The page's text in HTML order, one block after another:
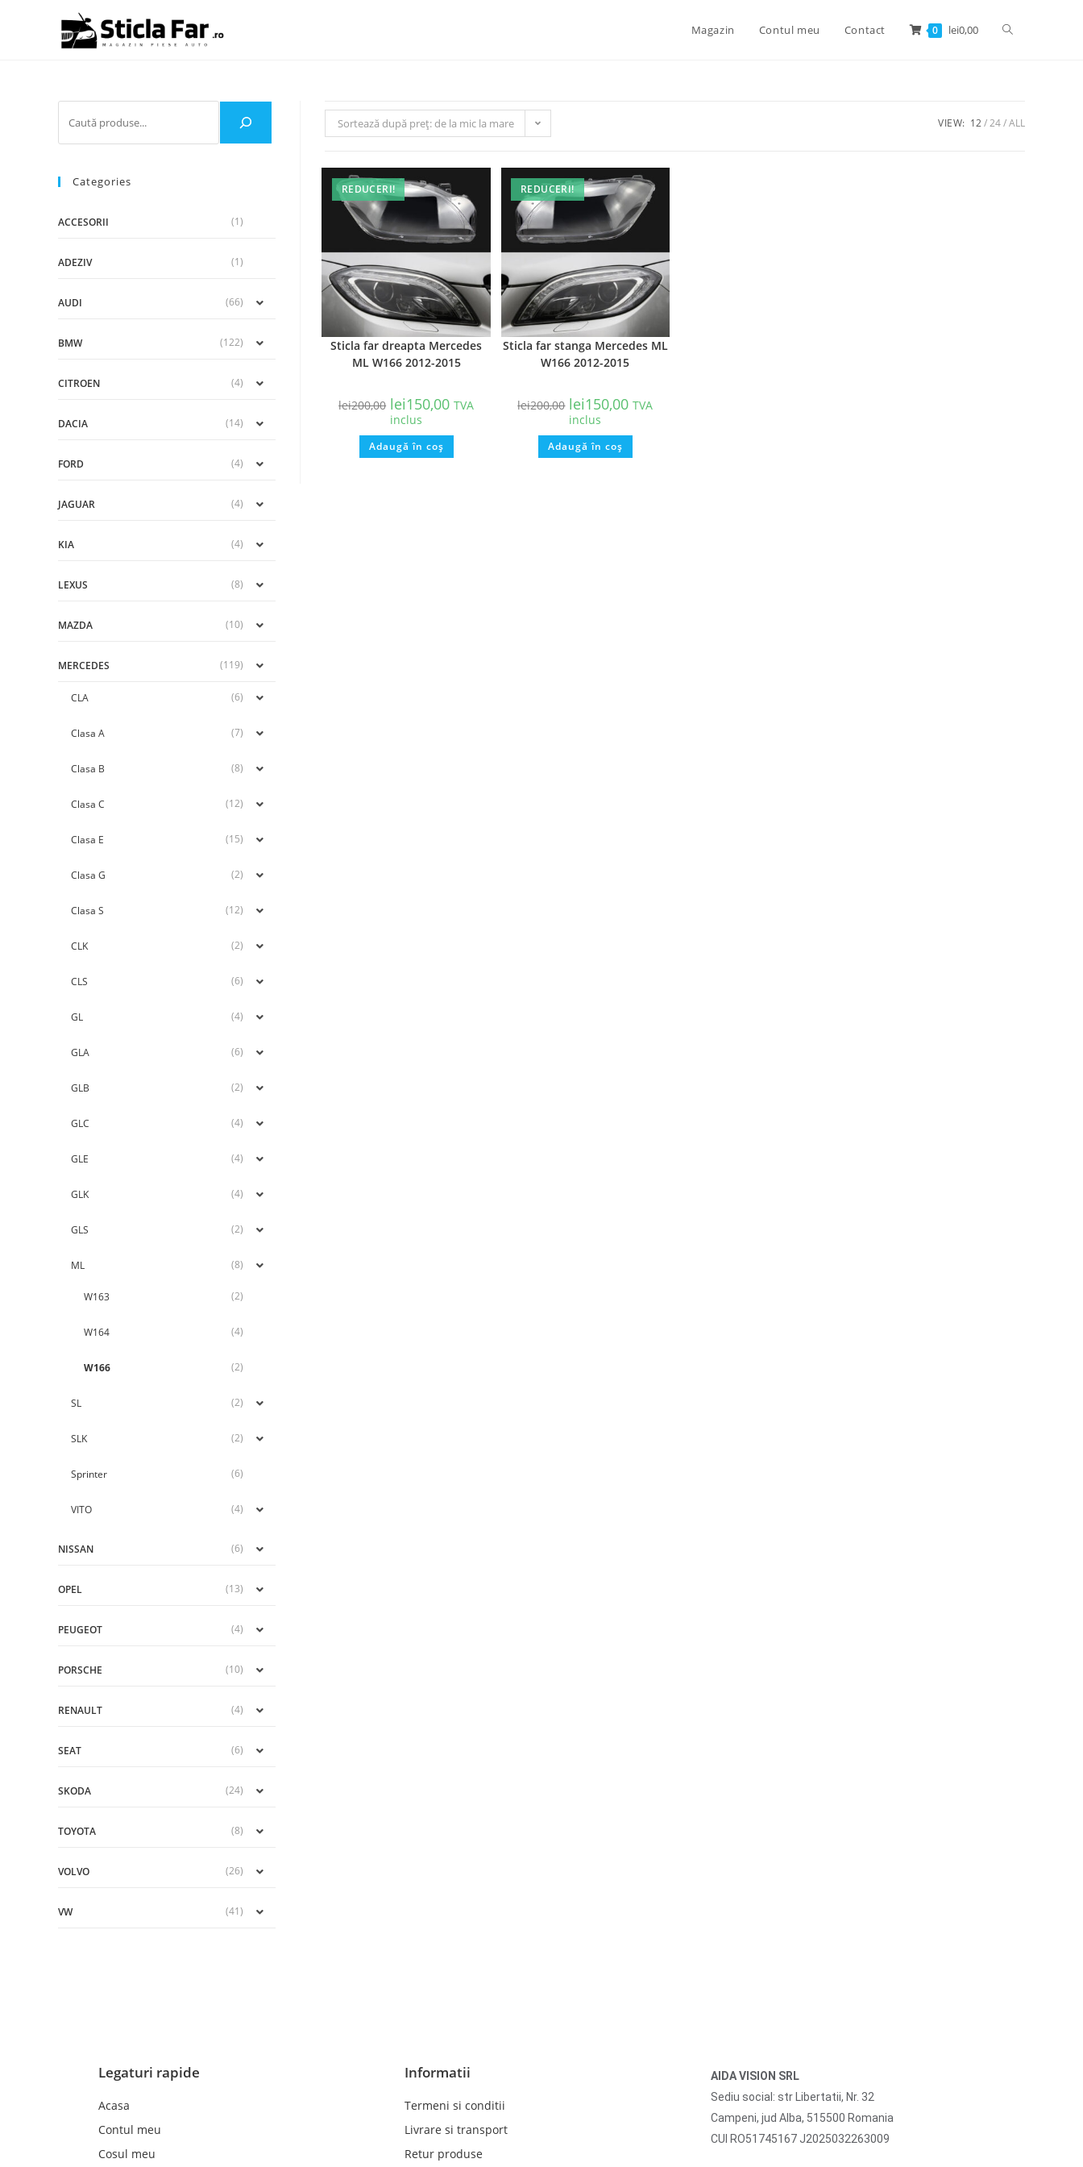
Magazin Contul meu Contact 0 lei0,00
Categories
ACCESORII (1)
ADEZIV (1)
AUDI (66)
BMW (122)
CITROEN (4)
DACIA (14)
FORD (4)
JAGUAR (4)
KIA (4)
LEXUS (8)
MAZDA (10)
MERCEDES (119)
CLA (6)
Clasa A (7)
Clasa B (8)
Clasa C (12)
Clasa E (15)
Clasa G (2)
Clasa S (12)
CLK (2)
CLS (6)
GL (4)
GLA (6)
GLB (2)
GLC (4)
GLE (4)
GLK (4)
GLS (2)
ML (8)
W163 (2)
W164 (4)
W166 (2)
SL (2)
SLK (2)
Sprinter (6)
VITO (4)
NISSAN (6)
OPEL (13)
PEUGEOT (4)
PORSCHE (10)
RENAULT (4)
SEAT (6)
SKODA (24)
TOYOTA (8)
VOLVO (26)
VW (41)
Sortează după preț: de la mic la mare VIEW: 12 24 ALL
REDUCERI!
Sticla far dreapta Mercedes
ML W166 2012-2015
lei200,00 lei150,00 TVA
inclus
Adaugă în coș
REDUCERI!
Sticla far stanga Mercedes ML
W166 2012-2015
lei200,00 lei150,00 TVA
inclus
Adaugă în coș
Legaturi rapide
Acasa
Contul meu
Cosul meu
Informatii
Termeni si conditii
Livrare si transport
Retur produse
AIDA VISION SRL
Sediu social: str Libertatii, Nr. 32
Campeni, jud Alba, 515500 Romania
CUI RO51745167 J2025032263009